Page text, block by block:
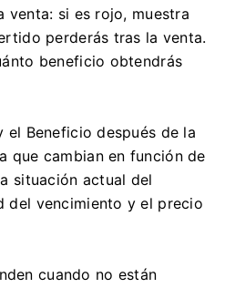
venta: si es rojo, muestra
perderás tras la venta.
beneficio obtendrás
el Beneficio después de la
que cambian en función de
situación actual del
del vencimiento y el precio
cuando no están